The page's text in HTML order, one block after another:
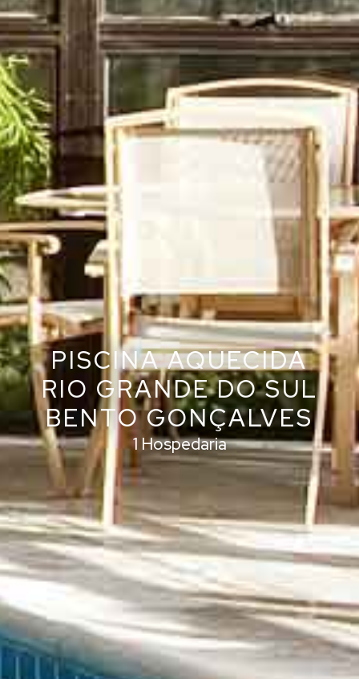
PISCINA AQUECIDA
RIO GRANDE DO SUL
BENTO GONÇALVES
1 Hospedaria